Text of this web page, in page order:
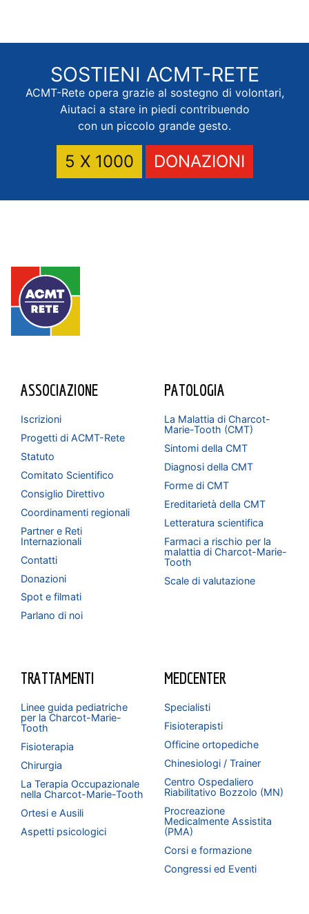
SOSTIENI ACMT-RETE
ACMT-Rete opera grazie al sostegno di volontari,
Aiutaci a stare in piedi contribuendo
con un piccolo grande gesto.
5 X 1000 DONAZIONI
ASSOCIAZIONE
Iscrizioni
Progetti di ACMT-Rete
Statuto
Comitato Scientifico
Consiglio Direttivo
Coordinamenti regionali
Partner e Reti
Internazionali
Contatti
Donazioni
Spot e filmati
Parlano di noi
PATOLOGIA
La Malattia di Charcot-
Marie-Tooth (CMT)
Sintomi della CMT
Diagnosi della CMT
Forme di CMT
Ereditarietà della CMT
Letteratura scientifica
Farmaci a rischio per la
malattia di Charcot-Marie-
Tooth
Scale di valutazione
TRATTAMENTI
Linee guida pediatriche
per la Charcot-Marie-
Tooth
Fisioterapia
Chirurgia
La Terapia Occupazionale
nella Charcot-Marie-Tooth
Ortesi e Ausili
Aspetti psicologici
MEDCENTER
Specialisti
Fisioterapisti
Officine ortopediche
Chinesiologi / Trainer
Centro Ospedaliero
Riabilitativo Bozzolo (MN)
Procreazione
Medicalmente Assistita
(PMA)
Corsi e formazione
Congressi ed Eventi